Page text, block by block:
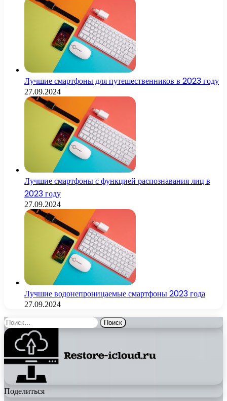
Лучшие смартфоны для путешественников в 2023 году
27.09.2024
Лучшие смартфоны с функцией распознавания лиц в
2023 году
27.09.2024
Лучшие водонепроницаемые смартфоны 2023 года
27.09.2024
Найти:
Поделиться